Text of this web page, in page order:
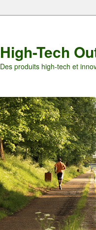
High-Tech
Des produits high-tech et